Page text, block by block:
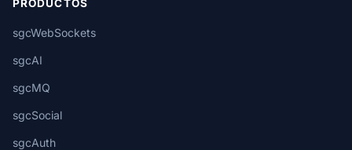
PRODUCTOS
sgcWebSockets
sgcAI
sgcMQ
sgcSocial
sgcAuth